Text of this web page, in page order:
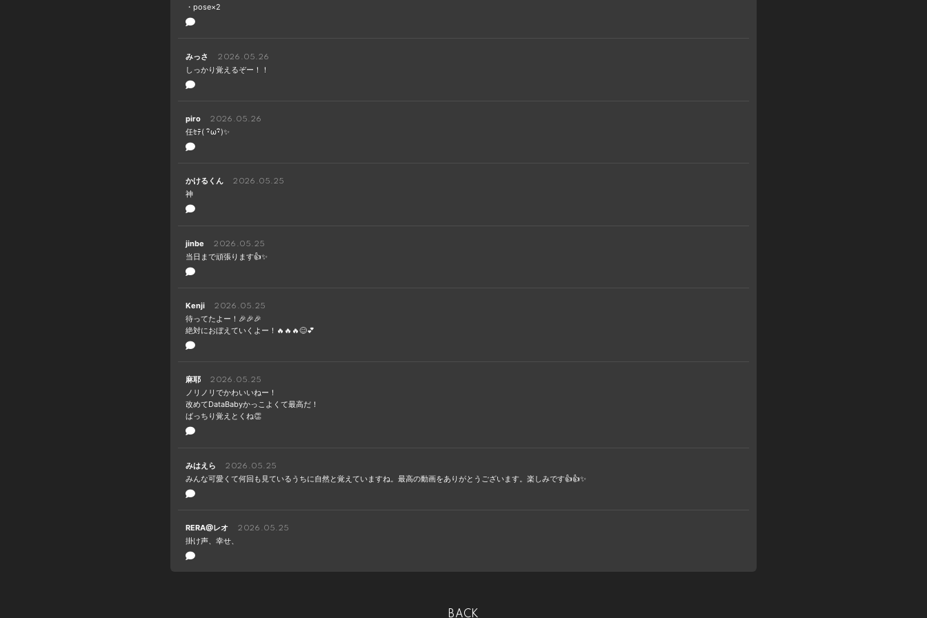
・pose×2
みっさ 2026.05.26
しっかり覚えるぞー！！
piro 2026.05.26
任ｾﾃ( ･ิω･ิ)✨️
かけるくん 2026.05.25
神
jinbe 2026.05.25
当日まで頑張ります👍✨
Kenji 2026.05.25
待ってたよー！🎉🎉🎉
絶対におぼえていくよー！🔥🔥🔥😊💕
麻耶 2026.05.25
ノリノリでかわいいねー！
改めてDataBabyかっこよくて最高だ！
ばっちり覚えとくね👏
みはえら 2026.05.25
みんな可愛くて何回も見ているうちに自然と覚えていますね。最高の動画をありがとうございます。楽しみです👍👍✨
RERA@レオ 2026.05.25
掛け声、幸せ、
BACK